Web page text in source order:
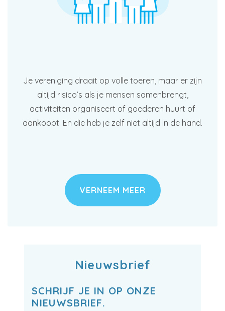
Je vereniging draait op volle toeren, maar er zijn
altijd risico’s als je mensen samenbrengt,
activiteiten organiseert of goederen huurt of
aankoopt. En die heb je zelf niet altijd in de hand.
VERNEEM MEER
Nieuwsbrief
SCHRIJF JE IN OP ONZE
NIEUWSBRIEF.